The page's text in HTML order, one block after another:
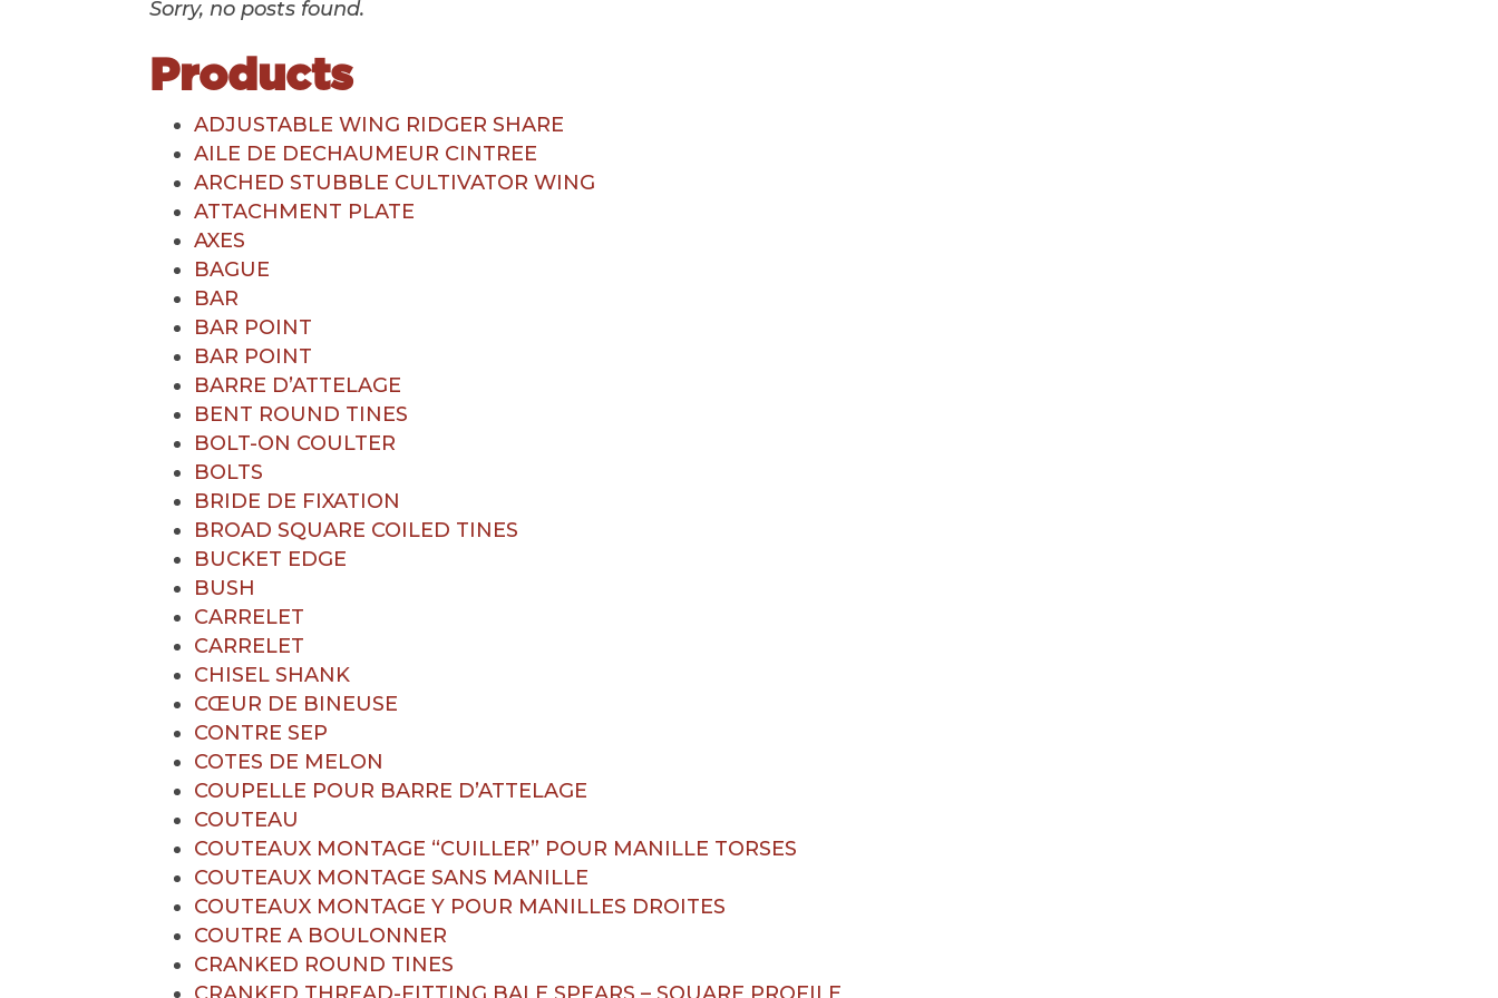
Sorry, no posts found.
Products
ADJUSTABLE WING RIDGER SHARE
AILE DE DECHAUMEUR CINTREE
ARCHED STUBBLE CULTIVATOR WING
ATTACHMENT PLATE
AXES
BAGUE
BAR
BAR POINT
BAR POINT
BARRE D’ATTELAGE
BENT ROUND TINES
BOLT-ON COULTER
BOLTS
BRIDE DE FIXATION
BROAD SQUARE COILED TINES
BUCKET EDGE
BUSH
CARRELET
CARRELET
CHISEL SHANK
CŒUR DE BINEUSE
CONTRE SEP
COTES DE MELON
COUPELLE POUR BARRE D’ATTELAGE
COUTEAU
COUTEAUX MONTAGE “CUILLER” POUR MANILLE TORSES
COUTEAUX MONTAGE SANS MANILLE
COUTEAUX MONTAGE Y POUR MANILLES DROITES
COUTRE A BOULONNER
CRANKED ROUND TINES